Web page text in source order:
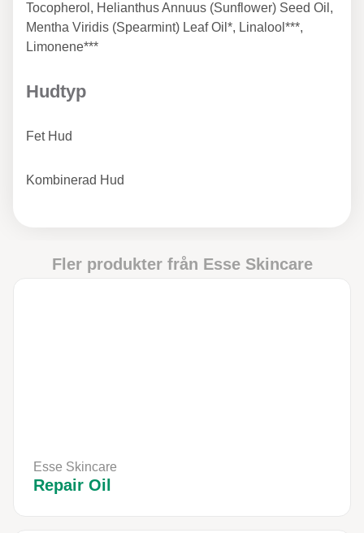
Tocopherol, Helianthus Annuus (Sunflower) Seed Oil,
Mentha Viridis (Spearmint) Leaf Oil*, Linalool***,
Limonene***
Hudtyp
Fet Hud
Kombinerad Hud
Fler produkter från Esse Skincare
Esse Skincare
Repair Oil